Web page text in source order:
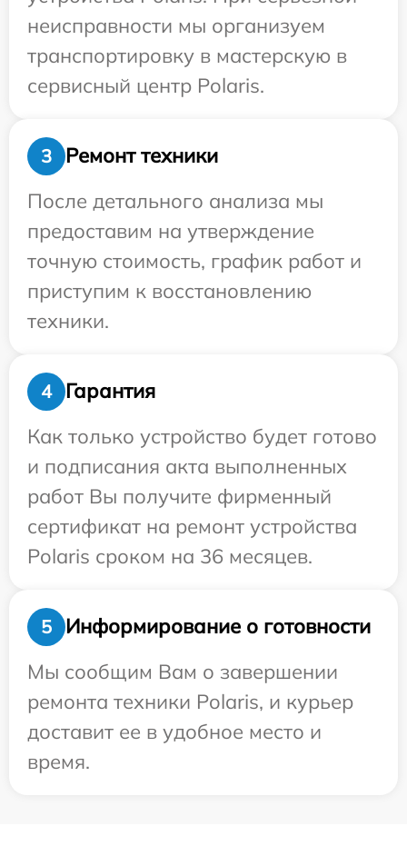
неисправности мы организуем
транспортировку в мастерскую в
сервисный центр Polaris.
3
Ремонт техники
После детального анализа мы
предоставим на утверждение
точную стоимость, график работ и
приступим к восстановлению
техники.
4
Гарантия
Как только устройство будет готово
и подписания акта выполненных
работ Вы получите фирменный
сертификат на ремонт устройства
Polaris сроком на 36 месяцев.
5
Информирование о готовности
Мы сообщим Вам о завершении
ремонта техники Polaris, и курьер
доставит ее в удобное место и
время.